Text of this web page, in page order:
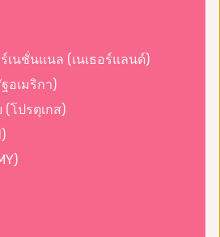
เนชั่นแนล (เนเธอร์แลนด์)
อเมริกา)
(โปรตุเกส)